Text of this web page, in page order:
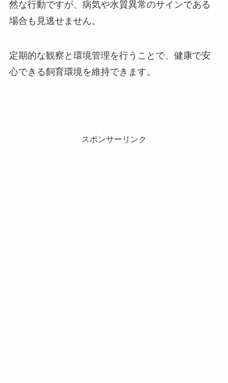
然な行動ですが、病気や水質異常のサインである
場合も見逃せません。
定期的な観察と環境管理を行うことで、健康で安
心できる飼育環境を維持できます。
スポンサーリンク